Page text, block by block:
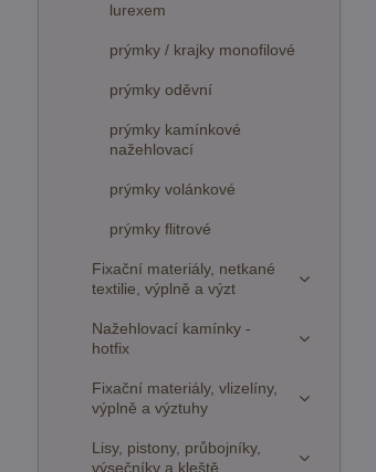
lurexem
prýmky / krajky monofilové
prýmky oděvní
prýmky kamínkové
nažehlovací
prýmky volánkové
prýmky flitrové
Fixační materiály, netkané
textilie, výplně a výzt
Nažehlovací kamínky -
hotfix
Fixační materiály, vlizelíny,
výplně a výztuhy
Lisy, pistony, průbojníky,
výsečníky a kleště